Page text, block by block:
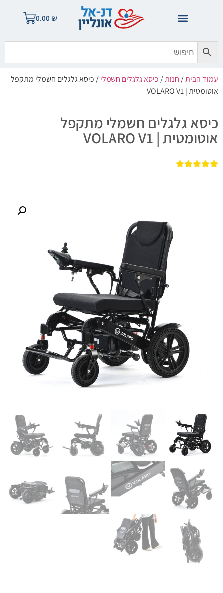
0.00 ₪
עמוד הבית/חנות/כיסא גלגלים חשמלי/ כיסא גלגלים חשמלי מתקפל
אוטומטית | VOLARO V1
כיסא גלגלים חשמלי מתקפל
אוטומטית | VOLARO V1